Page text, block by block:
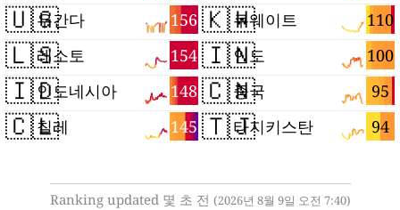
🇺🇬 156
우간다
🇱🇸 154
레소토
🇮🇩 148
인도네시아
🇨🇱 145
칠레
🇰🇼 110
쿠웨이트
🇮🇳 100
인도
🇨🇳 95
중국
🇹🇯 94
타지키스탄
Ranking updated 몇 초 전 (2026년 8월 9일 오전 7:40)